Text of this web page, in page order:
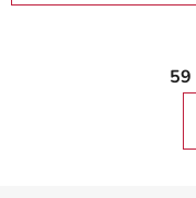
59